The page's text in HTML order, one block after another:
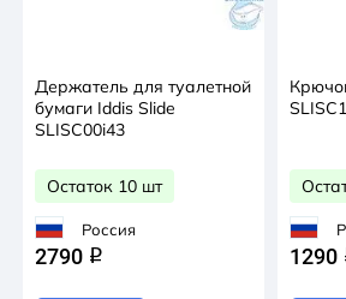
Держатель для туалетной
бумаги Iddis Slide
SLISC00i43
Остаток 10 шт
Россия
2790 q 1290